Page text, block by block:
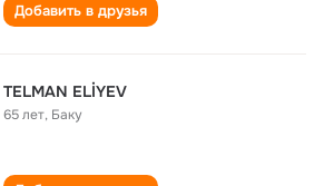
Добавить в друзья
TELMAN ELİYEV
65 лет, Баку